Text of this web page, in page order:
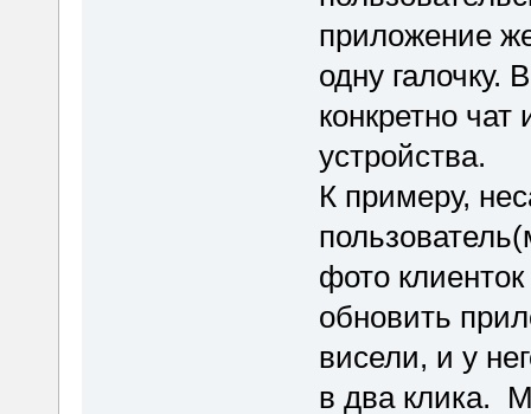
приложение
одну галочку.
конкретно
устройства.
К примеру,
фото
обновить
висели, и у
в два клика.